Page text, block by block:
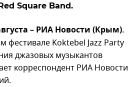
Square Band.
– РИА Новости (Крым).
фестивале Koktebel Jazz Party
джазовых музыкантов
корреспондент РИА Новости